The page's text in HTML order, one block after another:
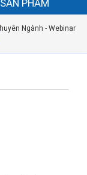
SẢN PHẨM
Ngành - Webinar